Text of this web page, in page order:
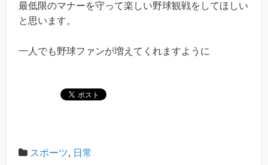
最低限のマナーを守って楽しい野球観戦をしてほしい
と思います。
一人でも野球ファンが増えてくれますように
スポーツ, 日常